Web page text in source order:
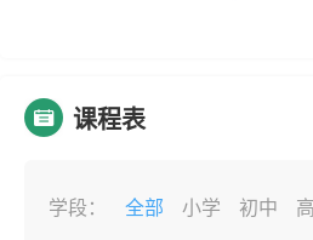
课程表
学段： 全部 小学 初中